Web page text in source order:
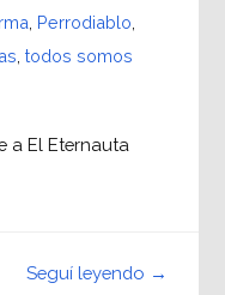
Perrodiablo
todos somos
a El Eternauta
Seguí leyendo →